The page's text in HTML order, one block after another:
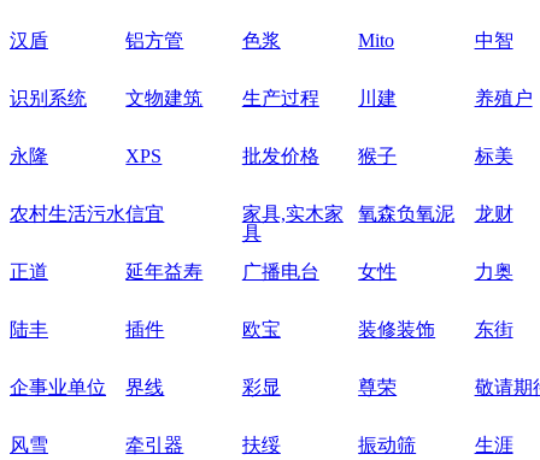
汉盾 铝方管 色浆 Mito 中智
识别系统 文物建筑 生产过程 川建 养殖户
永隆 XPS 批发价格 猴子 标美
农村生活污水信宜
家具,实木家
具
氧森负氧泥 龙财
正道 延年益寿 广播电台 女性 力奥
陆丰 插件 欧宝 装修装饰 东街
企事业单位 界线 彩显 尊荣 敬请期
风雪 牵引器 扶绥 振动筛 生涯